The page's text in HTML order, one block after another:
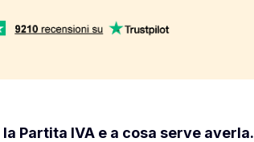
Partita IVA e a cosa serve averla.